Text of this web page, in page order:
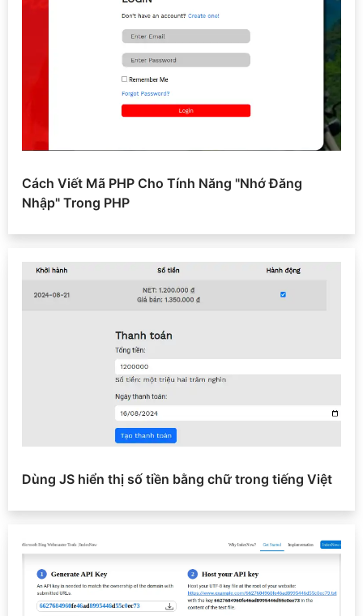
Cách Viết Mã PHP Cho Tính Năng "Nhớ Đăng
Nhập" Trong PHP
Dùng JS hiển thị số tiền bằng chữ trong tiếng Việt